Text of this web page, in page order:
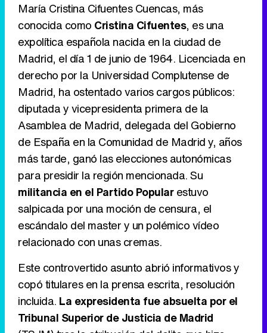
María Cristina Cifuentes Cuencas, más
conocida como Cristina Cifuentes, es una
expolítica española nacida en la ciudad de
Madrid, el día 1 de junio de 1964. Licenciada en
derecho por la Universidad Complutense de
Madrid, ha ostentado varios cargos públicos:
diputada y vicepresidenta primera de la
Asamblea de Madrid, delegada del Gobierno
de España en la Comunidad de Madrid y, años
más tarde, ganó las elecciones autonómicas
para presidir la región mencionada. Su
militancia en el Partido Popularestuvo
salpicada por una moción de censura, el
escándalo del master y un polémico vídeo
relacionado con unas cremas.
Este controvertido asunto abrió informativos y
copó titulares en la prensa escrita, resolución
incluida. La expresidenta fue absuelta por el
Tribunal Superior de Justicia de Madrid